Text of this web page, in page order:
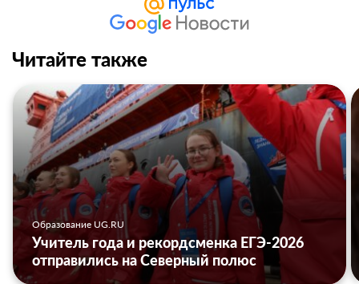
Читайте также
Образование UG.RU
Учитель года и рекордсменка ЕГЭ-2026
отправились на Северный полюс